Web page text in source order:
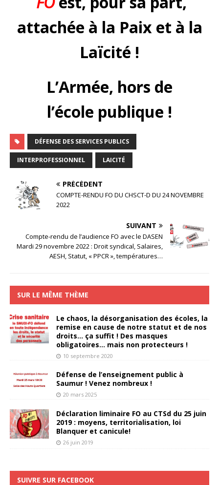
attachée à la Paix et à la
Laïcité !
L’Armée, hors de
l’école publique !
DÉFENSE DES SERVICES PUBLICS
INTERPROFESSIONNEL LAICITÉ
PRÉCÉDENT
COMPTE-RENDU FO DU CHSCT-D DU 24 NOVEMBRE
2022
SUIVANT
Compte-rendu de l’audience FO avec le DASEN
Mardi 29 novembre 2022 : Droit syndical, Salaires,
AESH, Statut, « PPCR », températures…
SUR LE MÊME THÈME
Le chaos, la désorganisation des écoles, la
remise en cause de notre statut et de nos
droits… ça suffit ! Des masques
obligatoires… mais non protecteurs !
10 septembre 2020
Défense de l’enseignement public à
Saumur ! Venez nombreux !
20 mars 2025
Déclaration liminaire FO au CTSd du 25 juin
2019 : moyens, territorialisation, loi
Blanquer et canicule!
26 juin 2019
SUIVRE SUR FACEBOOK